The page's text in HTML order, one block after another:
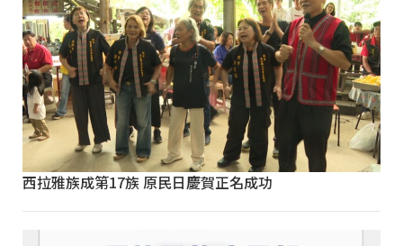
西拉雅族成第17族 原民日慶賀正名成功